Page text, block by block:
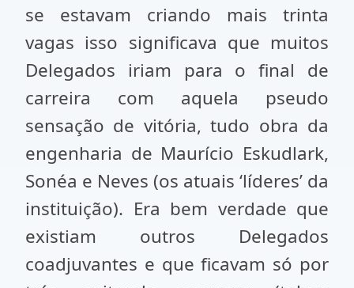
se estavam criando mais trinta
vagas isso significava que muitos
Delegados iriam para o final de
carreira com aquela pseudo
sensação de vitória, tudo obra da
engenharia de Maurício Eskudlark,
Sonéa e Neves (os atuais ‘líderes’ da
instituição). Era bem verdade que
existiam outros Delegados
coadjuvantes e que ficavam só por